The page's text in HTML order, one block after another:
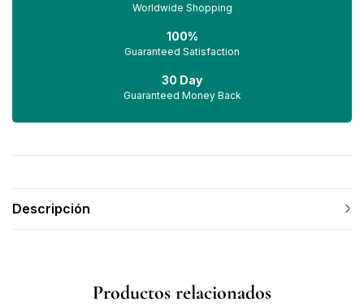
Worldwide Shopping
100%
Guaranteed Satisfaction
30 Day
Guaranteed Money Back
Descripción
Productos relacionados